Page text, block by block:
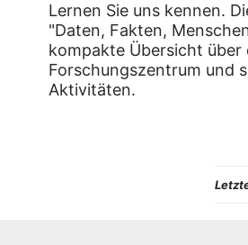
Lernen Sie uns kennen.
"Daten, Fakten,
kompakte Übersicht über
Forschungszentrum und
Aktivitäten.